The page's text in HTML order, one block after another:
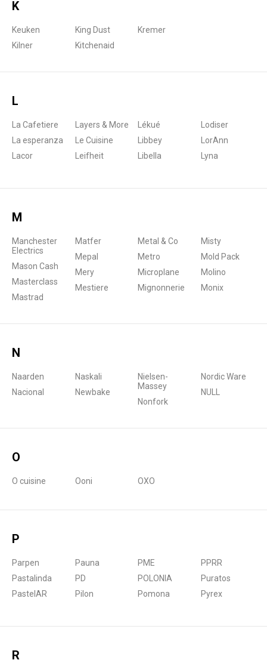
K
Keuken
Kilner
King Dust
Kitchenaid
Kremer
L
La Cafetiere
La esperanza
Lacor
Layers & More
Le Cuisine
Leifheit
Lékué
Libbey
Libella
Lodiser
LorAnn
Lyna
M
Manchester
Electrics
Mason Cash
Masterclass
Mastrad
Matfer
Mepal
Mery
Mestiere
Metal & Co
Metro
Microplane
Mignonnerie
Misty
Mold Pack
Molino
Monix
N
Naarden
Nacional
Naskali
Newbake
Nielsen-
Massey
Nonfork
Nordic Ware
NULL
O
O cuisine Ooni OXO
P
Parpen
Pastalinda
PastelAR
Pauna
PD
Pilon
PME
POLONIA
Pomona
PPRR
Puratos
Pyrex
R